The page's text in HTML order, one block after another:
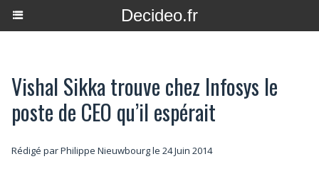
Decideo.fr
Vishal Sikka trouve chez Infosys le
poste de CEO qu’il espérait
Rédigé parPhilippe Nieuwbourgle 24 Juin 2014